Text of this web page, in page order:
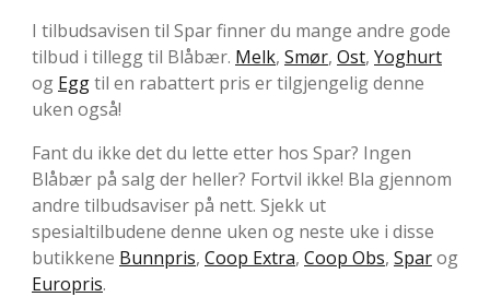
I tilbudsavisen til Spar finner du mange andre gode
tilbud i tillegg til Blåbær. Melk, Smør, Ost, Yoghurt
og Eggtil en rabattert pris er tilgjengelig denne
uken også!
Fant du ikke det du lette etter hos Spar? Ingen
Blåbær på salg der heller? Fortvil ikke! Bla gjennom
andre tilbudsaviser på nett. Sjekk ut
spesialtilbudene denne uken og neste uke i disse
butikkene Bunnpris, Coop Extra, Coop Obs, Sparog
Europris.